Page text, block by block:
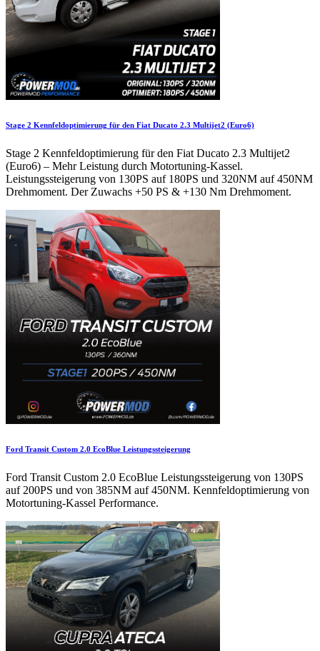
Stage 2 Kennfeldoptimierung für den Fiat Ducato 2.3 Multijet2 (Euro6)
Stage 2 Kennfeldoptimierung für den Fiat Ducato 2.3 Multijet2
(Euro6) – Mehr Leistung durch Motortuning-Kassel.
Leistungssteigerung von 130PS auf 180PS und 320NM auf 450NM
Drehmoment. Der Zuwachs +50 PS & +130 Nm Drehmoment.
Ford Transit Custom 2.0 EcoBlue Leistungssteigerung
Ford Transit Custom 2.0 EcoBlue Leistungssteigerung von 130PS
auf 200PS und von 385NM auf 450NM. Kennfeldoptimierung von
Motortuning-Kassel Performance.